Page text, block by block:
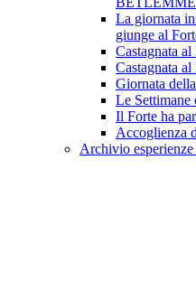
La giornata
giunge al
Castagnata
Castagnata
Giornata
Le Settimane
Il Forte ha
Accoglienza
Archivio